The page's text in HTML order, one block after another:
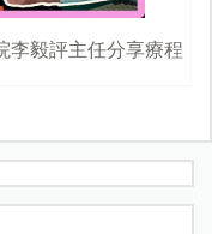
李毅評主任分享療程